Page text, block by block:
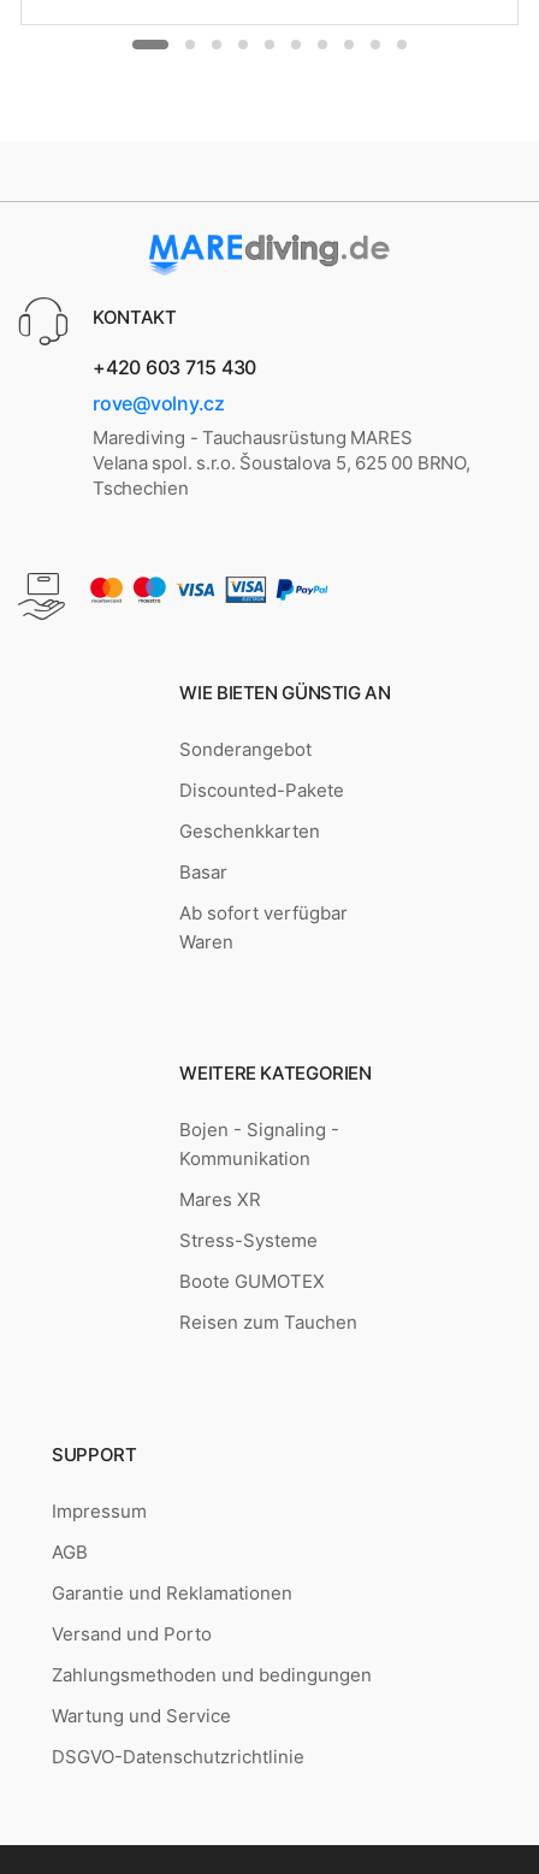
KONTAKT
+420 603 715 430
rove@volny.cz
Marediving - Tauchausrüstung MARES
Velana spol. s.r.o. Šoustalova 5, 625 00 BRNO,
Tschechien
WIE BIETEN GÜNSTIG AN
Sonderangebot
Discounted-Pakete
Geschenkkarten
Basar
Ab sofort verfügbar
Waren
WEITERE KATEGORIEN
Bojen - Signaling -
Kommunikation
Mares XR
Stress-Systeme
Boote GUMOTEX
Reisen zum Tauchen
SUPPORT
Impressum
AGB
Garantie und Reklamationen
Versand und Porto
Zahlungsmethoden und bedingungen
Wartung und Service
DSGVO-Datenschutzrichtlinie